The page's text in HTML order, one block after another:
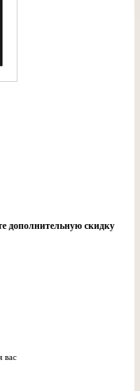
дополнительную скидку
вас